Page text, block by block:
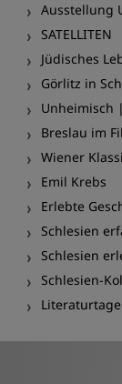
Ausstellung
SATELLITEN
Jüdisches
Görlitz in
Unheimisch
Breslau im
Wiener
Emil Krebs
Erlebte
Schlesien
Schlesien
Schlesien-